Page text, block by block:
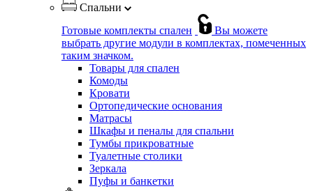
Спальни
Готовые комплекты спален
Вы можете
выбрать другие модули в комплектах, помеченных
таким значком.
Товары для спален
Комоды
Кровати
Ортопедические основания
Матрасы
Шкафы и пеналы для спальни
Тумбы прикроватные
Туалетные столики
Зеркала
Пуфы и банкетки